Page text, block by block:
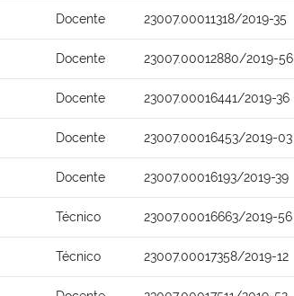
Docente 23007.00011318/2019-35
Docente 23007.00012880/2019-56
Docente 23007.00016441/2019-36
Docente 23007.00016453/2019-03
Docente 23007.00016193/2019-39
Técnico 23007.00016663/2019-56
Técnico 23007.00017358/2019-12